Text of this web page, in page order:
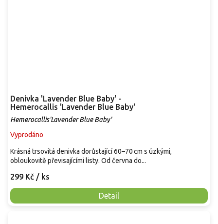
Denivka 'Lavender Blue Baby' -
Hemerocallis 'Lavender Blue Baby'
Hemerocallis'Lavender Blue Baby'
Vyprodáno
299 Kč / ks
Detail
Krásná trsovitá denivka dorůstající 60–70 cm s úzkými,
obloukovitě převisajícími listy. Od června do...